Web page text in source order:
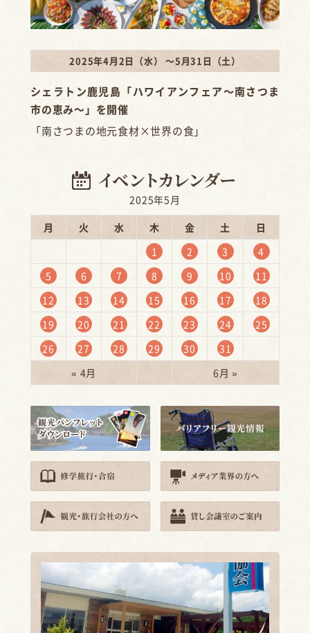
2025年4月2日（水） ～5月31日（土）
シェラトン鹿児島「ハワイアンフェア〜南さつま
市の恵み〜」を開催
「南さつまの地元食材×世界の食」
2025年5月
月
火 水 木 金 土
日
1
2 3
4
5
6 7 8 9 10
11
12
13 14 15 16 17
18
19
20 21 22 23 24
25
26
27 28 29 30
31
« 4月
6月 »